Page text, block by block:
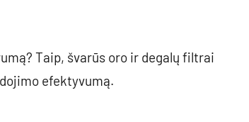
Taip, švarūs oro ir degalų filtrai
efektyvumą.